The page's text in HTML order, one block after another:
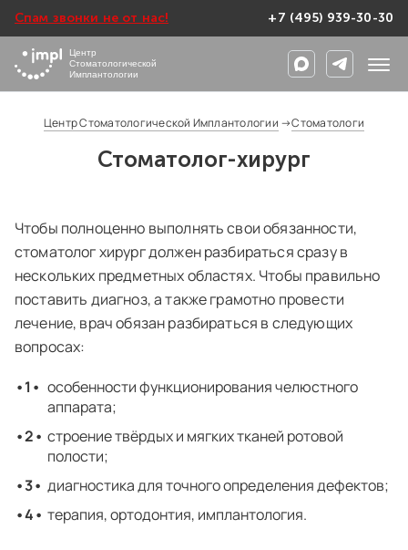
Спам звонки не от нас! +7 (495) 939-30-30
Центр
Стоматологической
Имплантологии
Центр Стоматологической Имплантологии →Стоматологи
Стоматолог-хирург
Чтобы полноценно выполнять свои обязанности,
стоматолог хирург должен разбираться сразу в
нескольких предметных областях. Чтобы правильно
поставить диагноз, а также грамотно провести
лечение, врач обязан разбираться в следующих
вопросах:
особенности функционирования челюстного
аппарата;
строение твёрдых и мягких тканей ротовой
полости;
диагностика для точного определения дефектов;
терапия, ортодонтия, имплантология.